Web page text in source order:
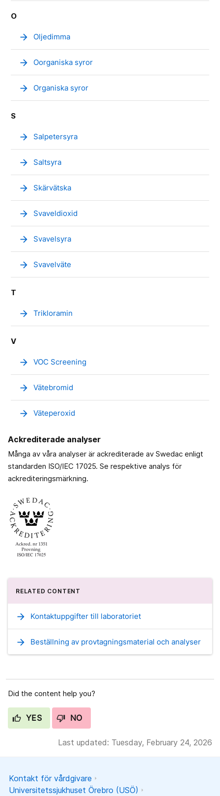
O
arrow_forward Oljedimma
arrow_forward Oorganiska syror
arrow_forward Organiska syror
S
arrow_forward Salpetersyra
arrow_forward Saltsyra
arrow_forward Skärvätska
arrow_forward Svaveldioxid
arrow_forward Svavelsyra
arrow_forward Svavelväte
T
arrow_forward Trikloramin
V
arrow_forward VOC Screening
arrow_forward Vätebromid
arrow_forward Väteperoxid
Ackrediterade analyser
Många av våra analyser är ackrediterade av Swedac enligt
standarden ISO/IEC 17025. Se respektive analys för
ackrediteringsmärkning.
RELATED CONTENT
arrow_forward Kontaktuppgifter till laboratoriet
arrow_forward Beställning av provtagningsmaterial och analyser
Did the content help you?
YES NO
Last updated: Tuesday, February 24, 2026
Kontakt för vårdgivare
Universitetssjukhuset Örebro (USÖ)